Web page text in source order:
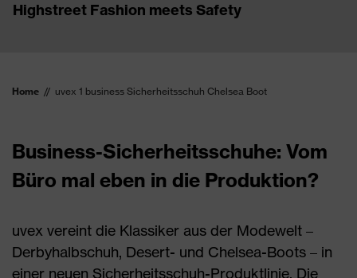
Highstreet Fashion meets Safety
Home uvex 1 business Sicherheitsschuh Chelsea Boot
Business-Sicherheitsschuhe: Vom
Büro mal eben in die Produktion?
uvex vereint die Klassiker aus der Modewelt –
Derbyhalbschuh, Desert- und Chelsea-Boots – in
einer neuen Sicherheitsschuh-Produktlinie. Die